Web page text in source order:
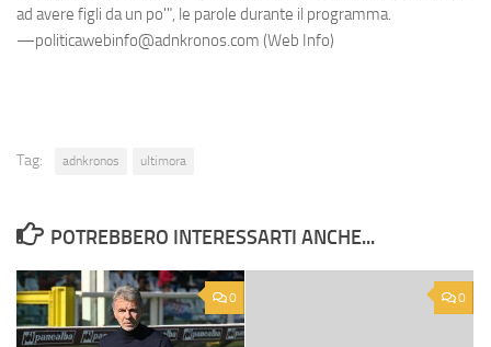
ad avere figli da un po'", le parole durante il programma.
—politicawebinfo@adnkronos.com (Web Info)
Tag: adnkronos ultimora
POTREBBERO INTERESSARTI ANCHE...
0 0